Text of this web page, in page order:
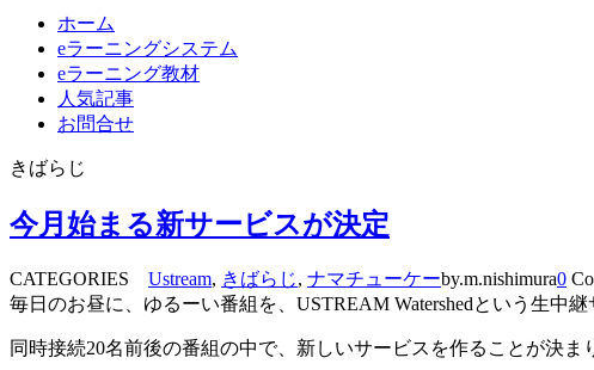
ホーム
eラーニングシステム
eラーニング教材
人気記事
お問合せ
きばらじ
今月始まる新サービスが決定
CATEGORIES Ustream, きばらじ, ナマチューケーby.m.nishimura0
毎日のお昼に、ゆるーい番組を、USTREAM Watershedという生中
同時接続20名前後の番組の中で、新しいサービスを作ることが決ま